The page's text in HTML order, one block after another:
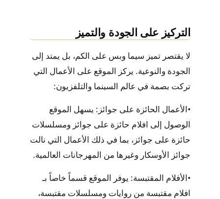
التركيز على الجودة والتميز
لا يقتصر تميز سيما وبس على الكم، بل يمتد إلى
الجودة والنوعية. يركز الموقع على الأعمال التي
تركت بصمة في عالم السينما والتلفزيون:
•الأعمال الحائزة على جوائز: يسهل الموقع
الوصول إلى افلام حائزة على جوائز ومسلسلات
حائزة على جوائز ، بما في ذلك الأعمال التي نالت
جوائز الأوسكار وغيرها من المهرجانات العالمية.
•الأفلام المقتبسة: يوفر الموقع قسماً خاصاً بـ
افلام مقتبسة من روايات ومسلسلات مقتبسة،